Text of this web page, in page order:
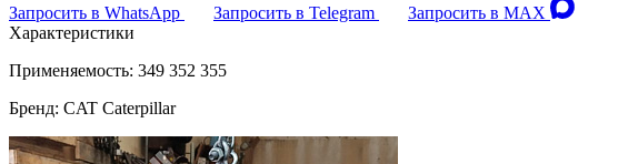
Запросить в WhatsApp
Запросить в Telegram
Запросить в MAX
Характеристики
Применяемость: 349 352 355
Бренд: CAT Caterpillar